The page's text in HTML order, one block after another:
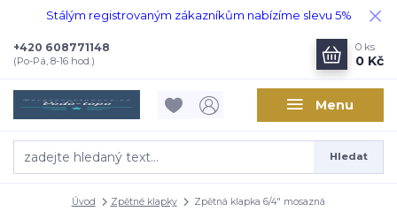
Stálým registrovaným zákazníkům nabízíme slevu 5%
Menu
Hledat
+420 608771148
(Po-Pá, 8-16 hod.)
0 ks
0 Kč
Úvod Zpětné klapky Zpětná klapka 6/4" mosazná